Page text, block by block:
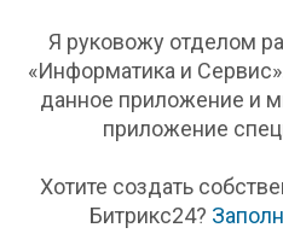
Я руковожу отделом
«Информатика и
данное приложение и
приложение
Хотите создать
Битрикс24?